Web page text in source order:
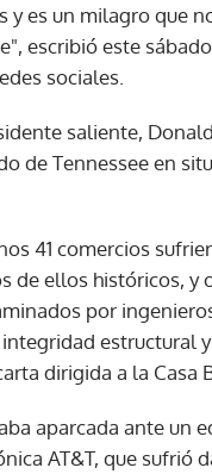
y es un milagro que
escribió este
sociales.
saliente,
de Tennessee en
41 comercios
de ellos históricos, y
por
estructural
dirigida a la Casa
aparcada ante un
AT&T, que sufrió